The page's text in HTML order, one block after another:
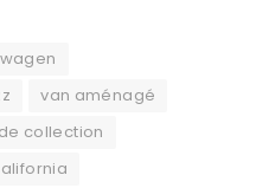
van aménagé
collection